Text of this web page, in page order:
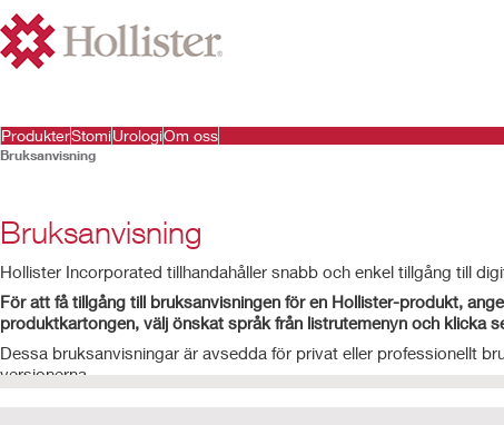
ProdukterStomiUrologiOm oss
Bruksanvisning
Bruksanvisning
Hollister Incorporated tillhandahåller snabb och enkel tillgång till
För att få tillgång till bruksanvisningen för en Hollister-produkt,
produktkartongen, välj önskat språk från listrutemenyn och klicka
Dessa bruksanvisningar är avsedda för privat eller professionellt
versionerna.